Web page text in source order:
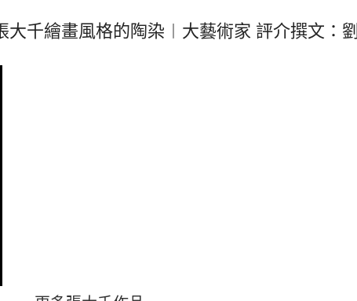
大千繪畫風格的陶染︱大藝術家 評介撰文：